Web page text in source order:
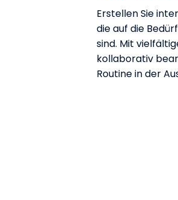
Erstellen Sie
die auf die
sind. Mit
kollaborativ
Routine in der